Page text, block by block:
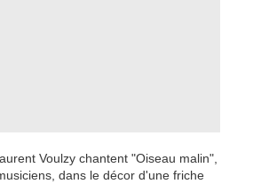
Voulzy chantent "Oiseau malin",
dans le décor d'une friche